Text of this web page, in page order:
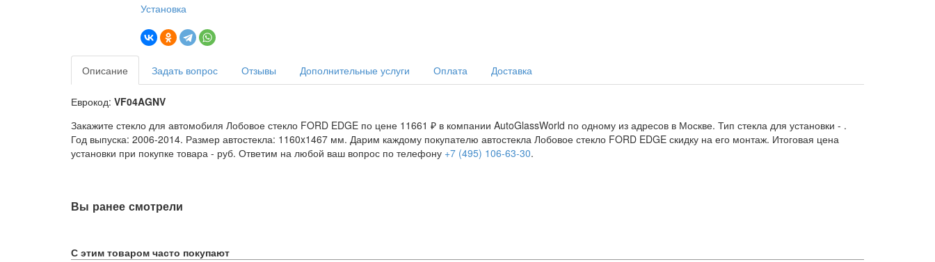
Установка
Описание Задать вопрос Отзывы Дополнительные услуги Оплата Доставка
Еврокод: VF04AGNV
Закажите стекло для автомобиля Лобовое стекло FORD EDGE по цене 11661 ₽ в компании AutoGlassWorld по одному из адресов в Москве. Тип стекла для установки - .
Год выпуска: 2006-2014. Размер автостекла: 1160x1467 мм. Дарим каждому покупателю автостекла Лобовое стекло FORD EDGE скидку на его монтаж. Итоговая цена
установки при покупке товара - руб. Ответим на любой ваш вопрос по телефону +7 (495) 106-63-30.
Вы ранее смотрели
С этим товаром часто покупают